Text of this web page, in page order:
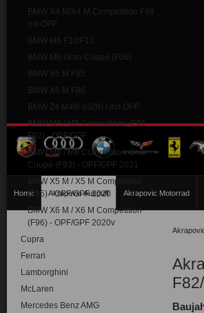
Home Akrapovic Auspuff Akrapovic Motorrad
BMW X4 M/X4 M Competition F98
mit OPF
BMW M6 F12/F13
BMW M6 Gran Coupé (F06)
BMW X5 M F85
BMW X6 M F86
BMW Z4 M40i (G29) / mit OPF
BMW M8 / M8 Competition (F91,
F92) - OPF/GPF
BMW M8 / M8 Competition Gran
Coupé (F93) - OPF/GPF 2021
BMW X5 M / X5 M Competition
(F95) - OPF/GPF 2020
BMW X6 M / X6 M Competition
(F96) - OPF/GPF 2020v
Cupra
Ferrari
Lamborghini
McLaren
Mercedes Benz AMG